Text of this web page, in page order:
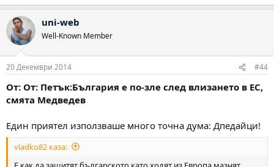
uni-web
Well-Known Member
20 Декември 2014 #44
От: От: Петък:България е по-зле след влизането в ЕС,
смята Медведев
Един приятел използваше много точна дума: Дпедайци!
vladko82 каза: